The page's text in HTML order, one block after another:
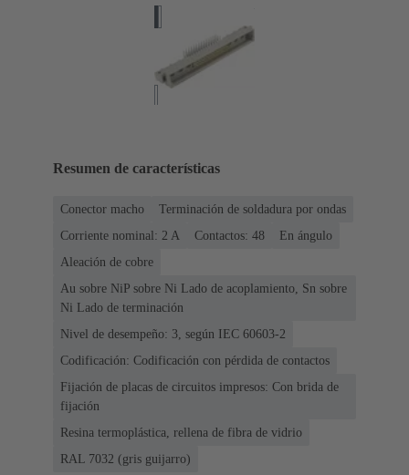
Resumen de características
Conector macho
Terminación de soldadura por ondas
Corriente nominal: ‌2 A
Contactos: 48
En ángulo
Aleación de cobre
Au sobre NiP sobre Ni Lado de acoplamiento, Sn sobre
Ni Lado de terminación
Nivel de desempeño: 3, según IEC 60603-2
Codificación: Codificación con pérdida de contactos
Fijación de placas de circuitos impresos: Con brida de
fijación
Resina termoplástica, rellena de fibra de vidrio
RAL 7032 (gris guijarro)